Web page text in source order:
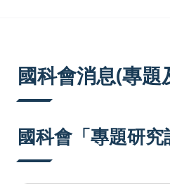
國科會消息(專題
國科會「專題研